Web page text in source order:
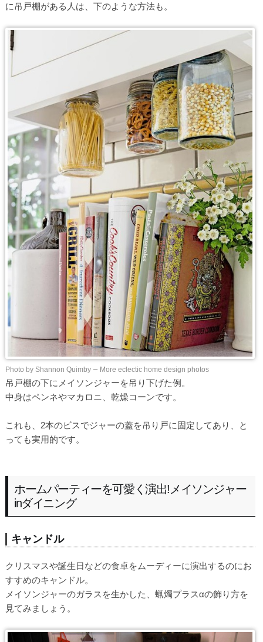
に吊戸棚がある人は、下のような方法も。
Photo by Shannon Quimby– More eclectic home design photos
吊戸棚の下にメイソンジャーを吊り下げた例。
中身はペンネやマカロニ、乾燥コーンです。
これも、2本のビスでジャーの蓋を吊り戸に固定してあり、と
っても実用的です。
ホームパーティーを可愛く演出!メイソンジャー
inダイニング
キャンドル
クリスマスや誕生日などの食卓をムーディーに演出するのにお
すすめのキャンドル。
メイソンジャーのガラスを生かした、蝋燭プラスαの飾り方を
見てみましょう。